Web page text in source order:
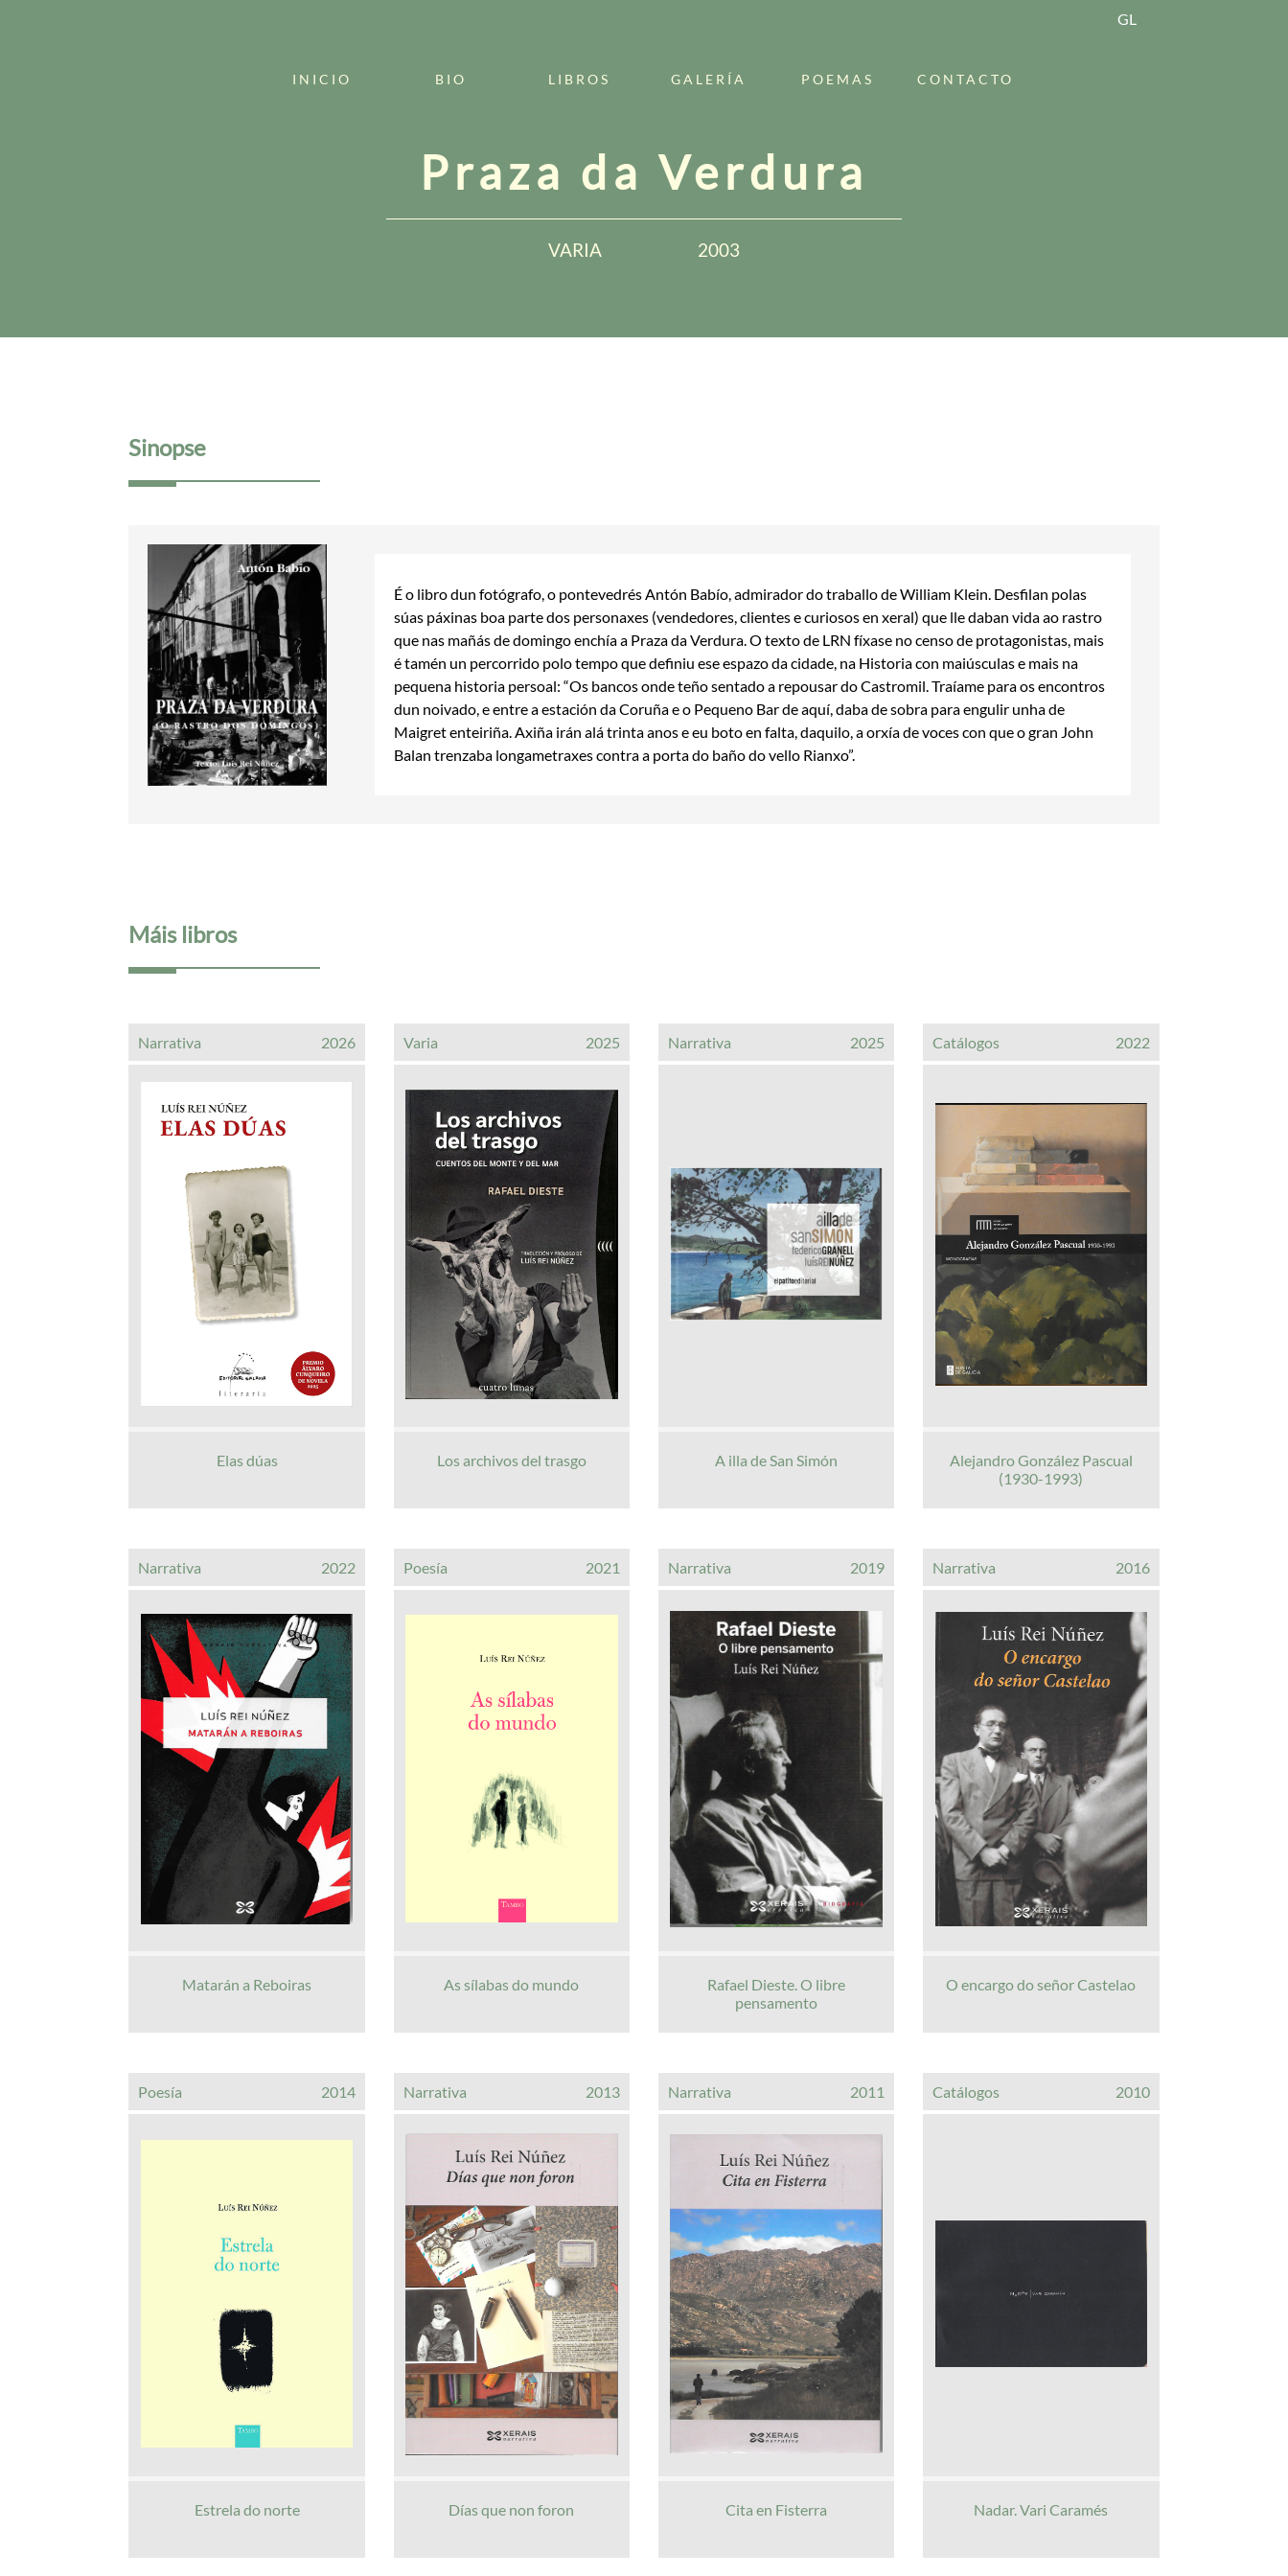
INICIO BIO LIBROS GALERÍA POEMAS CONTACTO
Praza da Verdura
VARIA 2003
Sinopse
É o libro dun fotógrafo, o pontevedrés Antón Babío, admirador do traballo de William Klein. Desfilan polas
súas páxinas boa parte dos personaxes (vendedores, clientes e curiosos en xeral) que lle daban vida ao rastro
que nas mañás de domingo enchía a Praza da Verdura. O texto de LRN fíxase no censo de protagonistas, mais
é tamén un percorrido polo tempo que definiu ese espazo da cidade, na Historia con maiúsculas e mais na
pequena historia persoal: “Os bancos onde teño sentado a repousar do Castromil. Traíame para os encontros
dun noivado, e entre a estación da Coruña e o Pequeno Bar de aquí, daba de sobra para engulir unha de
Maigret enteiriña. Axiña irán alá trinta anos e eu boto en falta, daquilo, a orxía de voces con que o gran John
Balan trenzaba longametraxes contra a porta do baño do vello Rianxo”.
Máis libros
Narrativa 2026
Elas dúas
Varia 2025
Los archivos del trasgo
Narrativa 2025
A illa de San Simón
Catálogos 2022
Alejandro González Pascual
(1930-1993)
Narrativa 2022
Matarán a Reboiras
Poesía 2021
As sílabas do mundo
Narrativa 2019
Rafael Dieste. O libre
pensamento
Narrativa 2016
O encargo do señor Castelao
Poesía 2014
Estrela do norte
Narrativa 2013
Días que non foron
Narrativa 2011
Cita en Fisterra
Catálogos 2010
Nadar. Vari Caramés
GL